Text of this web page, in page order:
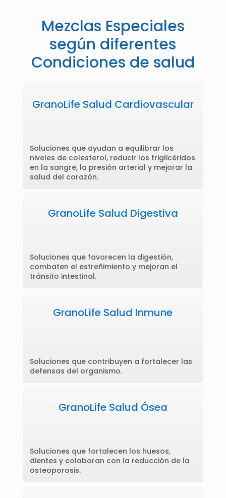
Mezclas Especiales
según diferentes
Condiciones de salud
GranoLife Salud Cardiovascular
Soluciones que ayudan a equilibrar los
niveles de colesterol, reducir los triglicéridos
en la sangre, la presión arterial y mejorar la
salud del corazón.
GranoLife Salud Digestiva
Soluciones que favorecen la digestión,
combaten el estreñimiento y mejoran el
tránsito intestinal.
GranoLife Salud Inmune
Soluciones que contribuyen a fortalecer las
defensas del organismo.
GranoLife Salud Ósea
Soluciones que fortalecen los huesos,
dientes y colaboran con la reducción de la
osteoporosis.